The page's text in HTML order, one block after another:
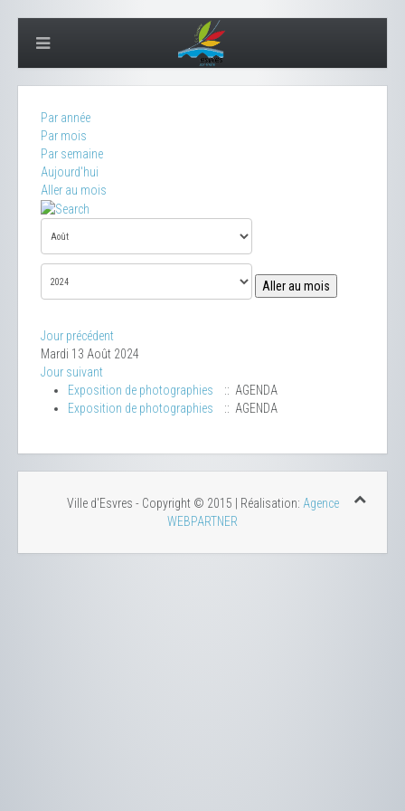
Par année
Par mois
Par semaine
Aujourd'hui
Aller au mois
Aller au mois
Jour précédent
Mardi 13 Août 2024
Jour suivant
Exposition de photographies
:: AGENDA
Exposition de photographies
:: AGENDA
Ville d'Esvres - Copyright © 2015 | Réalisation: Agence
WEBPARTNER